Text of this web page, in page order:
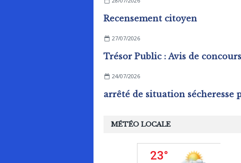
Recensement citoyen
27/07/2026
24/07/2026
MÉTÉO LOCALE